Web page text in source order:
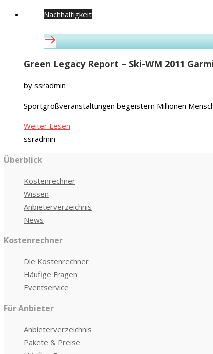
Nachhaltigkeit
Green Legacy Report – Ski-WM 2011
by ssradmin
Sportgroßveranstaltungen begeistern Millionen
Weiter Lesen
ssradmin
Überblick
Kostenrechner
Wissen
Anbieterverzeichnis
News
Kostenrechner
Die Kostenrechner
Häufige Fragen
Eventservice
Für Anbieter
Anbieterverzeichnis
Pakete & Preise